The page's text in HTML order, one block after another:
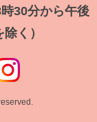
30分から午後
く）